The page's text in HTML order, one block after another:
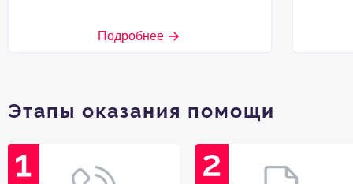
Подробнее
Этапы оказания помощи